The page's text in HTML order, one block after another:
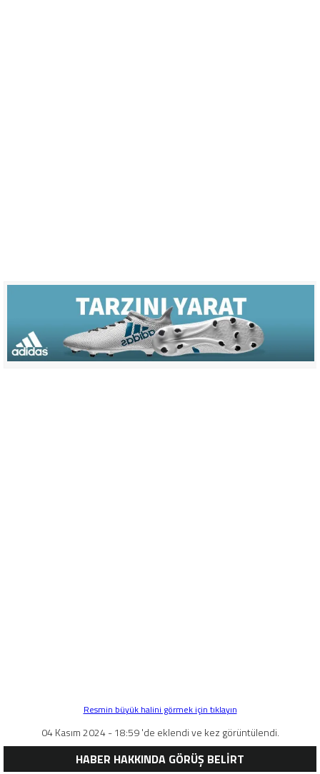
Resmin büyük halini görmek için tıklayın
04 Kasım 2024 - 18:59 'de eklendi ve kez görüntülendi.
HABER HAKKINDA GÖRÜŞ BELİRT